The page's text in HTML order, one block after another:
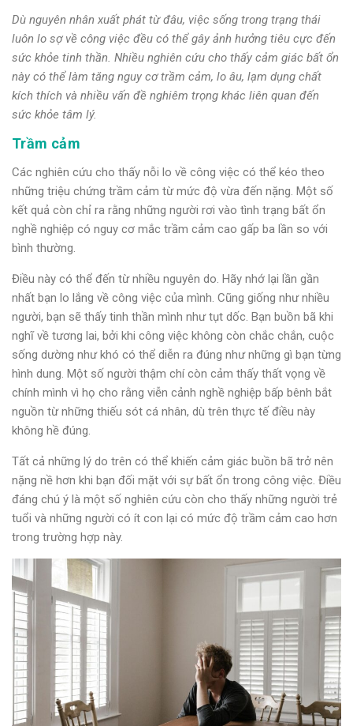
Dù nguyên nhân xuất phát từ đâu, việc sống trong trạng thái
luôn lo sợ về công việc đều có thể gây ảnh hưởng tiêu cực đến
sức khỏe tinh thần. Nhiều nghiên cứu cho thấy cảm giác bất ổn
này có thể làm tăng nguy cơ trầm cảm, lo âu, lạm dụng chất
kích thích và nhiều vấn đề nghiêm trọng khác liên quan đến
sức khỏe tâm lý.
Trầm cảm
Các nghiên cứu cho thấy nỗi lo về công việc có thể kéo theo
những triệu chứng trầm cảm từ mức độ vừa đến nặng. Một số
kết quả còn chỉ ra rằng những người rơi vào tình trạng bất ổn
nghề nghiệp có nguy cơ mắc trầm cảm cao gấp ba lần so với
bình thường.
Điều này có thể đến từ nhiều nguyên do. Hãy nhớ lại lần gần
nhất bạn lo lắng về công việc của mình. Cũng giống như nhiều
người, bạn sẽ thấy tinh thần mình như tụt dốc. Bạn buồn bã khi
nghĩ về tương lai, bởi khi công việc không còn chắc chắn, cuộc
sống dường như khó có thể diễn ra đúng như những gì bạn từng
hình dung. Một số người thậm chí còn cảm thấy thất vọng về
chính mình vì họ cho rằng viễn cảnh nghề nghiệp bấp bênh bắt
nguồn từ những thiếu sót cá nhân, dù trên thực tế điều này
không hề đúng.
Tất cả những lý do trên có thể khiến cảm giác buồn bã trở nên
nặng nề hơn khi bạn đối mặt với sự bất ổn trong công việc. Điều
đáng chú ý là một số nghiên cứu còn cho thấy những người trẻ
tuổi và những người có ít con lại có mức độ trầm cảm cao hơn
trong trường hợp này.